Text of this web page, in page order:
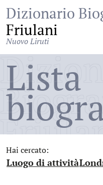
Dizionario
Friulani
Nuovo Liruti
Lista
Hai cercato:
Luogo di attività
: